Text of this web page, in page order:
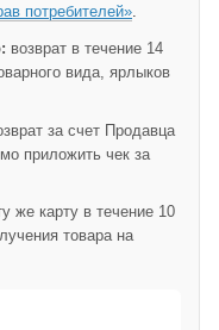
потребителей».
возврат в течение 14
вида, ярлыков
за счет Продавца
приложить чек за
же карту в течение 10
товара на